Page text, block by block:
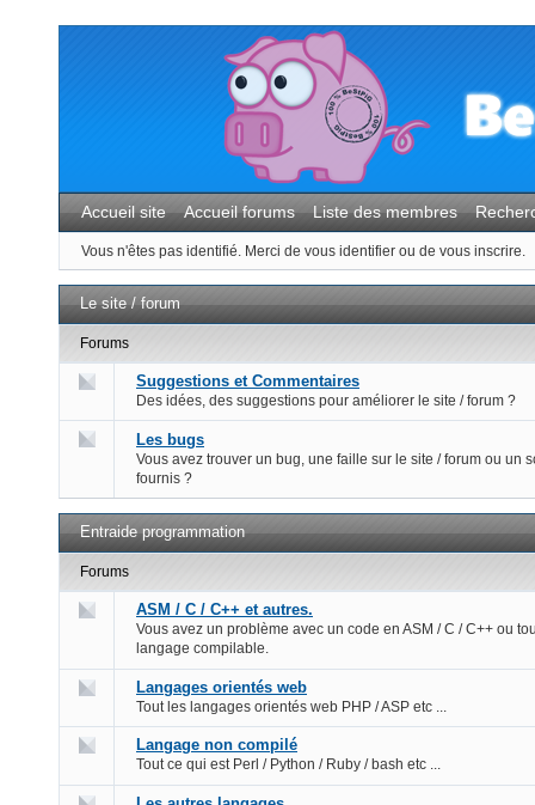
Accueil site Accueil forums Liste des membres
Vous n'êtes pas identifié. Merci de vous identifier ou de vous inscrire.
Le site / forum
Forums
Suggestions et Commentaires
Des idées, des suggestions pour améliorer le site / forum ?
Les bugs
Vous avez trouver un bug, une faille sur le site / forum ou un
fournis ?
Entraide programmation
Forums
ASM / C / C++ et autres.
Vous avez un problème avec un code en ASM / C / C++ ou
langage compilable.
Langages orientés web
Tout les langages orientés web PHP / ASP etc ...
Langage non compilé
Tout ce qui est Perl / Python / Ruby / bash etc ...